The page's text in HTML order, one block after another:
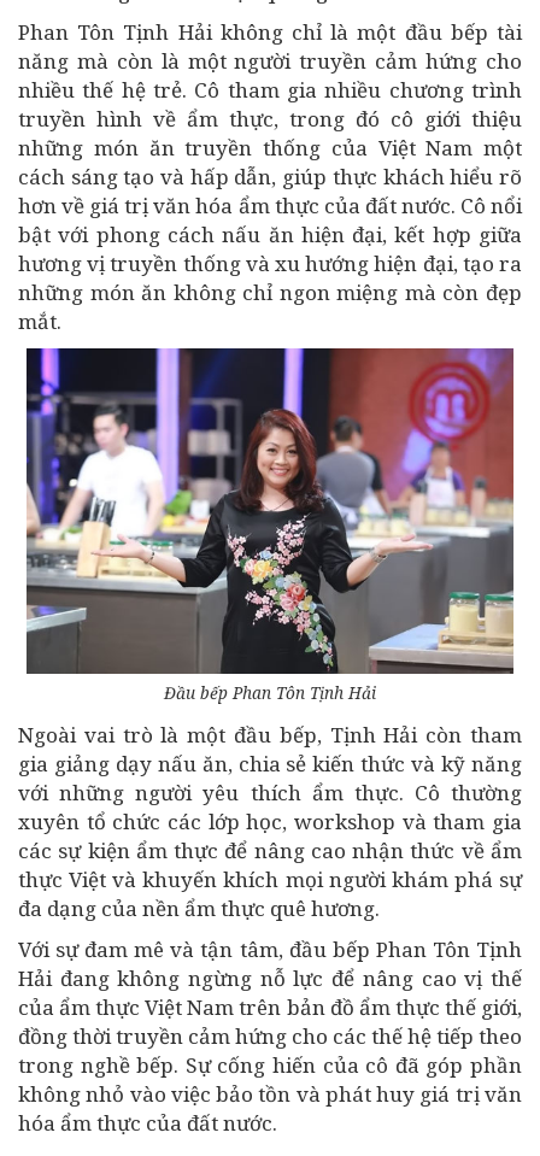
Phan Tôn Tịnh Hải không chỉ là một đầu bếp tài
năng mà còn là một người truyền cảm hứng cho
nhiều thế hệ trẻ. Cô tham gia nhiều chương trình
truyền hình về ẩm thực, trong đó cô giới thiệu
những món ăn truyền thống của Việt Nam một
cách sáng tạo và hấp dẫn, giúp thực khách hiểu rõ
hơn về giá trị văn hóa ẩm thực của đất nước. Cô nổi
bật với phong cách nấu ăn hiện đại, kết hợp giữa
hương vị truyền thống và xu hướng hiện đại, tạo ra
những món ăn không chỉ ngon miệng mà còn đẹp
mắt.
Đầu bếp Phan Tôn Tịnh Hải
Ngoài vai trò là một đầu bếp, Tịnh Hải còn tham
gia giảng dạy nấu ăn, chia sẻ kiến thức và kỹ năng
với những người yêu thích ẩm thực. Cô thường
xuyên tổ chức các lớp học, workshop và tham gia
các sự kiện ẩm thực để nâng cao nhận thức về ẩm
thực Việt và khuyến khích mọi người khám phá sự
đa dạng của nền ẩm thực quê hương.
Với sự đam mê và tận tâm, đầu bếp Phan Tôn Tịnh
Hải đang không ngừng nỗ lực để nâng cao vị thế
của ẩm thực Việt Nam trên bản đồ ẩm thực thế giới,
đồng thời truyền cảm hứng cho các thế hệ tiếp theo
trong nghề bếp. Sự cống hiến của cô đã góp phần
không nhỏ vào việc bảo tồn và phát huy giá trị văn
hóa ẩm thực của đất nước.